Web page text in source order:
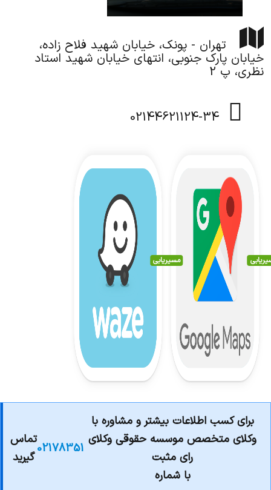
تهران - پونک، خیابان شهید فلاح زاده،
خیابان پارک جنوبی، انتهای خیابان شهید استاد
نظری، پ 2
02144621124-34
مسیریابی
برای کسب اطلاعات بیشتر و مشاوره با
وکلای متخصص موسسه حقوقی وکلای
رای مثبت
با شماره
02178351
تماس
گیرید